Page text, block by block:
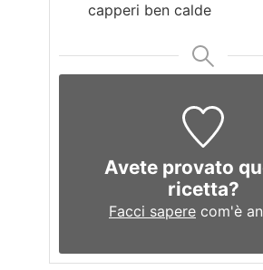
capperi ben calde
Avete provato
ricetta?
Facci sapere com'è